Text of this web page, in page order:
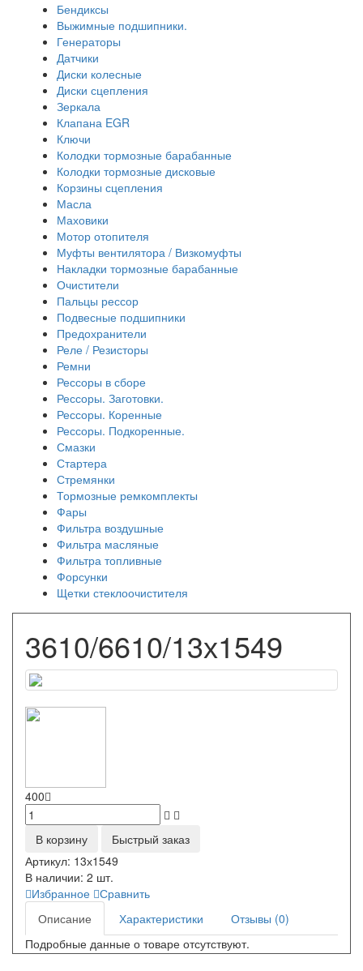
Бендиксы
Выжимные подшипники.
Генераторы
Датчики
Диски колесные
Диски сцепления
Зеркала
Клапана EGR
Ключи
Колодки тормозные барабанные
Колодки тормозные дисковые
Корзины сцепления
Масла
Маховики
Мотор отопителя
Муфты вентилятора / Визкомуфты
Накладки тормозные барабанные
Очистители
Пальцы рессор
Подвесные подшипники
Предохранители
Реле / Резисторы
Ремни
Рессоры в сборе
Рессоры. Заготовки.
Рессоры. Коренные
Рессоры. Подкоренные.
Смазки
Стартера
Стремянки
Тормозные ремкомплекты
Фары
Фильтра воздушные
Фильтра масляные
Фильтра топливные
Форсунки
Щетки стеклоочистителя
3610/6610/13х1549
400
В корзину
Быстрый заказ
Артикул: 13х1549
В наличии: 2 шт.
Избранное Сравнить
Описание
Характеристики
Отзывы (0)
Подробные данные о товаре отсутствуют.